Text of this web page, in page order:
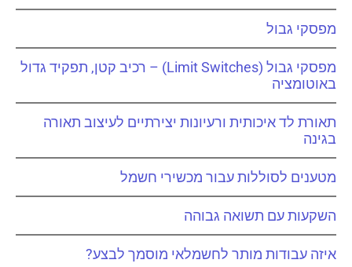
מפסקי גבול
מפסקי גבול (Limit Switches) – רכיב קטן, תפקיד גדול
באוטומציה
תאורת לד איכותית ורעיונות יצירתיים לעיצוב תאורה
בגינה
מטענים לסוללות עבור מכשירי חשמל
השקעות עם תשואה גבוהה
איזה עבודות מותר לחשמלאי מוסמך לבצע?